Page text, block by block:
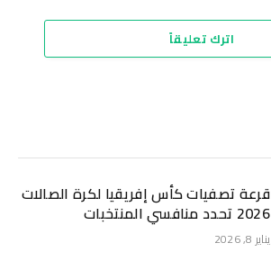
اترك تعليقاً
قرعة تصفيات كأس إفريقيا لكرة الصالات
2026 تحدد منافسي المنتخبات
يناير 8, 2026